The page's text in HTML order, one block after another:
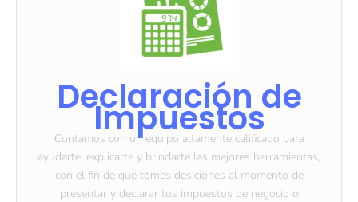
Declaración de
Impuestos
Contamos con un equipo altamente calificado para
ayudarte, explicarte y brindarte las mejores herramientas,
con el fin de que tomes desiciones al momento de
presentar y declarar tus impuestos de negocio o